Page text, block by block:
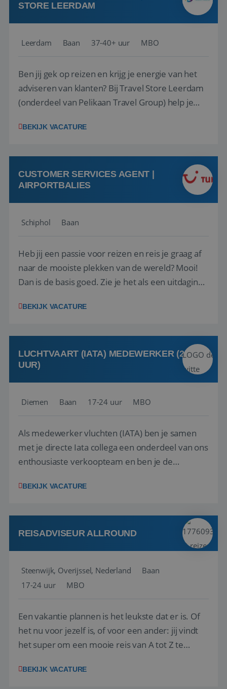
STORE LEERDAM
Leerdam Baan 37-40+ uur MBO
Ben jij gek op reizen en krijg je energie van het
adviseren van klanten? Bij Travel Store Leerdam
(onderdeel van Pelikaan Travel Group) help je
vinden. Samen maken we van elke reis een
hebt in de reisbranche of j...
BEKIJK VACATURE
CUSTOMER SERVICES AGENT |
AIRPORTBALIES
Schiphol Baan
Heb jij een passie voor reizen en reis je graag af
naar de mooiste plekken van de wereld? Mooi!
Dan is de basis goed. Zie je het als een uitdaging
het samenstellen en boeken van de perfecte
deze onderdelen zijn nu samen gevoegd...
BEKIJK VACATURE
LUCHTVAART (IATA) MEDEWERKER (24-32
UUR)
Diemen Baan 17-24 uur MBO
Als medewerker vluchten (IATA) ben je samen
met je directe Iata collega een onderdeel van ons
enthousiaste verkoopteam en ben je de
en tarieven waar je collega’s niet uitkomen.
kwaliteitsbewaking van alles wat met IATA te m...
BEKIJK VACATURE
REISADVISEUR ALLROUND
Steenwijk, Overijssel, Nederland
Baan
17-24 uur
MBO
Een vakantie plannen is het leukste dat er is. Of
het nu voor jezelf is, of voor een ander: jij vindt
het super om een mooie reis van A tot Z te
vakantiegangers de meest prachtige plekjes op
BEKIJK VACATURE